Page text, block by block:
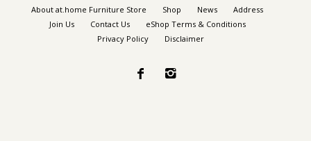
About at.home Furniture Store Shop News
Address
Join Us
Contact Us
eShop Terms & Conditions
Privacy Policy
Disclaimer
 